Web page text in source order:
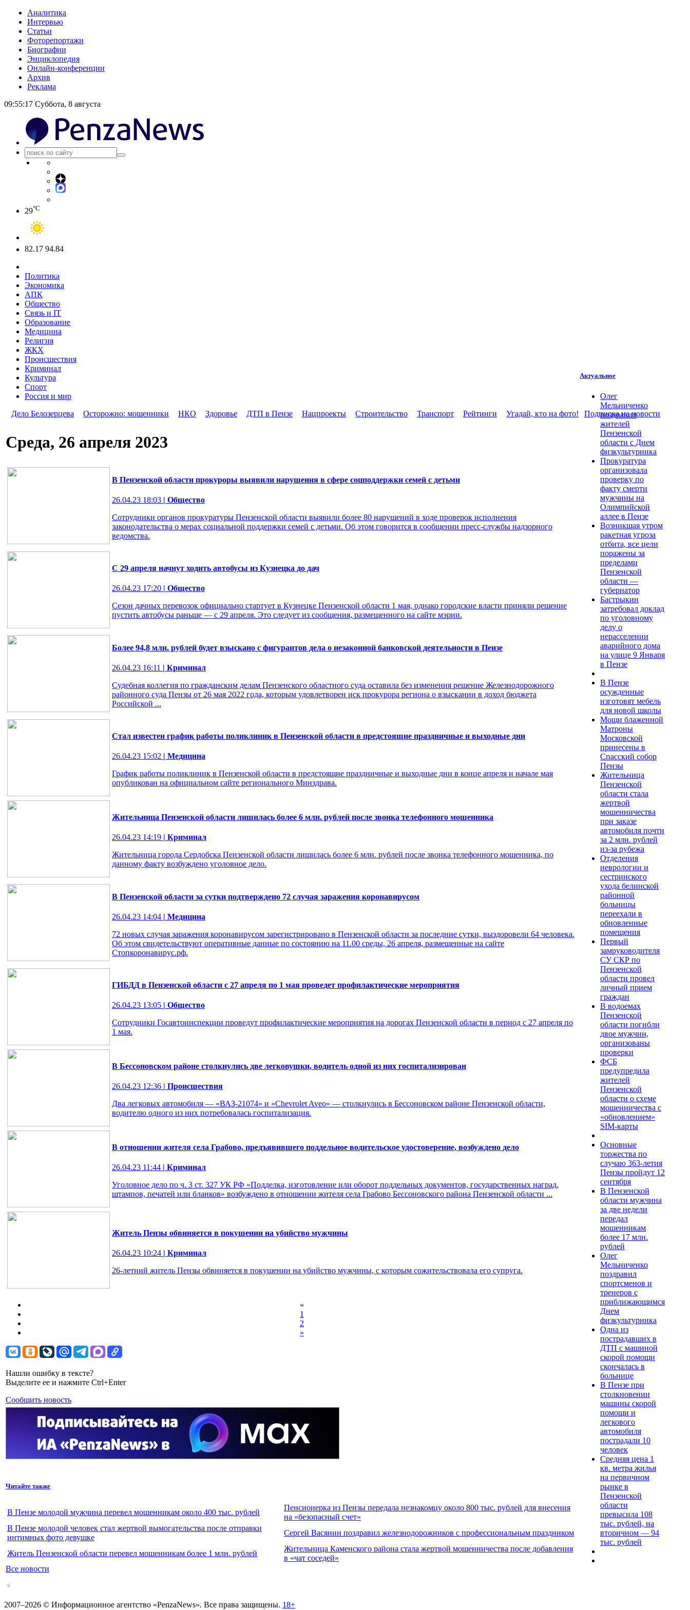
Аналитика
Интервью
Статьи
Фоторепортажи
Биографии
Энциклопедия
Онлайн-конференции
Архив
Реклама
09:55:18 Суббота, 8 августа
29°C
82.17 94.84
Политика
Экономика
АПК
Общество
Связь и IT
Образование
Медицина
Религия
ЖКХ
Происшествия
Криминал
Культура
Спорт
Россия и мир
Дело Белозерцева
Осторожно: мошенники НКО Здоровье ДТП в Пензе Нацпроекты Строительство Транспорт Рейтинги Угадай, кто на фото! Подписка на новости
Среда, 26 апреля 2023
В Пензенской области прокуроры выявили нарушения в сфере соцподдержки семей с детьми
26.04.23 18:03 | Общество
Сотрудники органов прокуратуры Пензенской области выявили более 80 нарушений в ходе проверок исполнения
законодательства о мерах социальной поддержки семей с детьми. Об этом говорится в сообщении пресс-службы надзорного
ведомства.
С 29 апреля начнут ходить автобусы из Кузнецка до дач
26.04.23 17:20 | Общество
Сезон дачных перевозок официально стартует в Кузнецке Пензенской области 1 мая, однако городские власти приняли решение
пустить автобусы раньше — с 29 апреля. Это следует из сообщения, размещенного на сайте мэрии.
Более 94,8 млн. рублей будет взыскано с фигурантов дела о незаконной банковской деятельности в Пензе
26.04.23 16:11 | Криминал
Судебная коллегия по гражданским делам Пензенского областного суда оставила без изменения решение Железнодорожного
районного суда Пензы от 26 мая 2022 года, которым удовлетворен иск прокурора региона о взыскании в доход бюджета
Российской ...
Стал известен график работы поликлиник в Пензенской области в предстоящие праздничные и выходные дни
26.04.23 15:02 | Медицина
График работы поликлиник в Пензенской области в предстоящие праздничные и выходные дни в конце апреля и начале мая
опубликован на официальном сайте регионального Минздрава.
Жительница Пензенской области лишилась более 6 млн. рублей после звонка телефонного мошенника
26.04.23 14:19 | Криминал
Жительница города Сердобска Пензенской области лишилась более 6 млн. рублей после звонка телефонного мошенника, по
данному факту возбуждено уголовное дело.
В Пензенской области за сутки подтверждено 72 случая заражения коронавирусом
26.04.23 14:04 | Медицина
72 новых случая заражения коронавирусом зарегистрировано в Пензенской области за последние сутки, выздоровели 64 человека.
Об этом свидетельствуют оперативные данные по состоянию на 11.00 среды, 26 апреля, размещенные на сайте
Стопкоронавирус.рф.
ГИБДД в Пензенской области с 27 апреля по 1 мая проведет профилактические мероприятия
26.04.23 13:05 | Общество
Сотрудники Госавтоинспекции проведут профилактические мероприятия на дорогах Пензенской области в период с 27 апреля по
1 мая.
В Бессоновском районе столкнулись две легковушки, водитель одной из них госпитализирован
26.04.23 12:36 | Происшествия
Два легковых автомобиля — «ВАЗ-21074» и «Chevrolet Aveo» — столкнулись в Бессоновском районе Пензенской области,
водителю одного из них потребовалась госпитализация.
В отношении жителя села Грабово, предъявившего поддельное водительское удостоверение, возбуждено дело
26.04.23 11:44 | Криминал
Уголовное дело по ч. 3 ст. 327 УК РФ «Подделка, изготовление или оборот поддельных документов, государственных наград,
штампов, печатей или бланков» возбуждено в отношении жителя села Грабово Бессоновского района Пензенской области ...
Житель Пензы обвиняется в покушении на убийство мужчины
26.04.23 10:24 | Криминал
26-летний житель Пензы обвиняется в покушении на убийство мужчины, с которым сожительствовала его супруга.
«
1
2
»
Нашли ошибку в тексте?
Выделите ее и нажмите Ctrl+Enter
Сообщить новость
Читайте также
В Пензе молодой мужчина перевел мошенникам около 400 тыс. рублей
Пенсионерка из Пензы передала незнакомцу около 800 тыс. рублей для внесения
на «безопасный счет»
В Пензе молодой человек стал жертвой вымогательства после отправки
интимных фото девушке
Сергей Васянин поздравил железнодорожников с профессиональным праздником
Житель Пензенской области перевел мошенникам более 1 млн. рублей
Жительница Каменского района стала жертвой мошенничества после добавления
в «чат соседей»
Все новости
Актуальное
Олег
Мельниченко
поздравил
жителей
Пензенской
области с Днем
физкультурника
Прокуратура
организовала
проверку по
факту смерти
мужчины на
Олимпийской
аллее в Пензе
Возникшая утром
ракетная угроза
отбита, все цели
поражены за
пределами
Пензенской
области —
губернатор
Бастрыкин
затребовал доклад
по уголовному
делу о
нерасселении
аварийного дома
на улице 9 Января
в Пензе
В Пензе
осужденные
изготовят мебель
для новой школы
Мощи блаженной
Матроны
Московской
принесены в
Спасский собор
Пензы
Жительница
Пензенской
области стала
жертвой
мошенничества
при заказе
автомобиля почти
за 2 млн. рублей
из-за рубежа
Отделения
неврологии и
сестринского
ухода белинской
районной
больницы
переехали в
обновленные
помещения
Первый
замруководителя
СУ СКР по
Пензенской
области провел
личный прием
граждан
В водоемах
Пензенской
области погибли
двое мужчин,
организованы
проверки
ФСБ
предупредила
жителей
Пензенской
области о схеме
мошенничества c
«обновлением»
SIM-карты
Основные
торжества по
случаю 363-летия
Пензы пройдут 12
сентября
В Пензенской
области мужчина
за две недели
передал
мошенникам
более 17 млн.
рублей
Олег
Мельниченко
поздравил
спортсменов и
тренеров с
приближающимся
Днем
физкультурника
Одна из
пострадавших в
ДТП с машиной
скорой помощи
скончалась в
больнице
В Пензе при
столкновении
машины скорой
помощи и
легкового
автомобиля
пострадали 10
человек
Средняя цена 1
кв. метра жилья
на первичном
рынке в
Пензенской
области
превысила 108
тыс. рублей, на
вторичном — 94
тыс. рублей
2007–2026 © Информационное агентство «PenzaNews». Все права защищены. 18+